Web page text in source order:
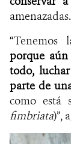
amenazadas.
“Tenemos
porque aún
todo,
parte de
como está
fimbriata)”,